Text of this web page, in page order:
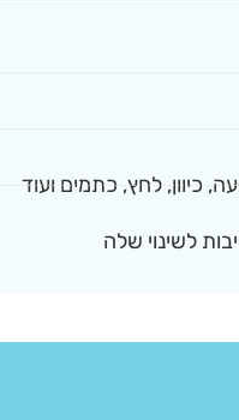
כיוון, לחץ, כתמים ועוד
לשינוי שלה